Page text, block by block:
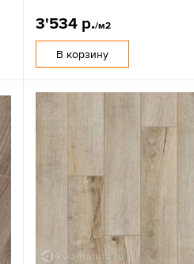
3'534 р./м2
В корзину